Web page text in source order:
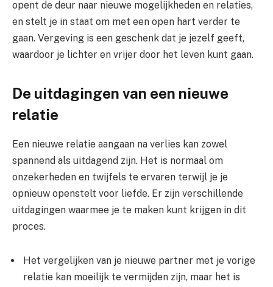
opent de deur naar nieuwe mogelijkheden en relaties,
en stelt je in staat om met een open hart verder te
gaan. Vergeving is een geschenk dat je jezelf geeft,
waardoor je lichter en vrijer door het leven kunt gaan.
De uitdagingen van een nieuwe
relatie
Een nieuwe relatie aangaan na verlies kan zowel
spannend als uitdagend zijn. Het is normaal om
onzekerheden en twijfels te ervaren terwijl je je
opnieuw openstelt voor liefde. Er zijn verschillende
uitdagingen waarmee je te maken kunt krijgen in dit
proces.
Het vergelijken van je nieuwe partner met je vorige
relatie kan moeilijk te vermijden zijn, maar het is